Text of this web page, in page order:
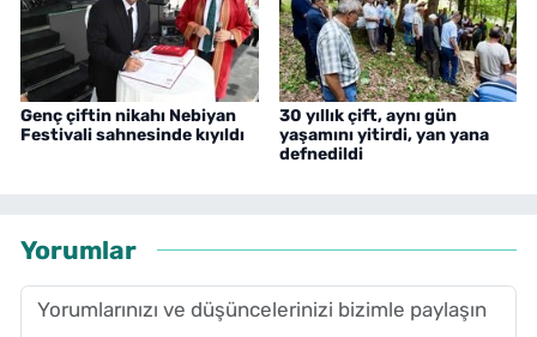
Genç çiftin nikahı Nebiyan
Festivali sahnesinde kıyıldı
30 yıllık çift, aynı gün
yaşamını yitirdi, yan yana
defnedildi
Yorumlar